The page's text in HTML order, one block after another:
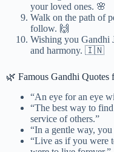
your loved ones. 🌸
Walk on the path of
follow. 🙌
Wishing you Gandhi
and harmony. 🇮🇳
🌿 Famous Gandhi Quotes
“An eye for an eye
“The best way to
service of others.”
“In a gentle way,
“Live as if you were